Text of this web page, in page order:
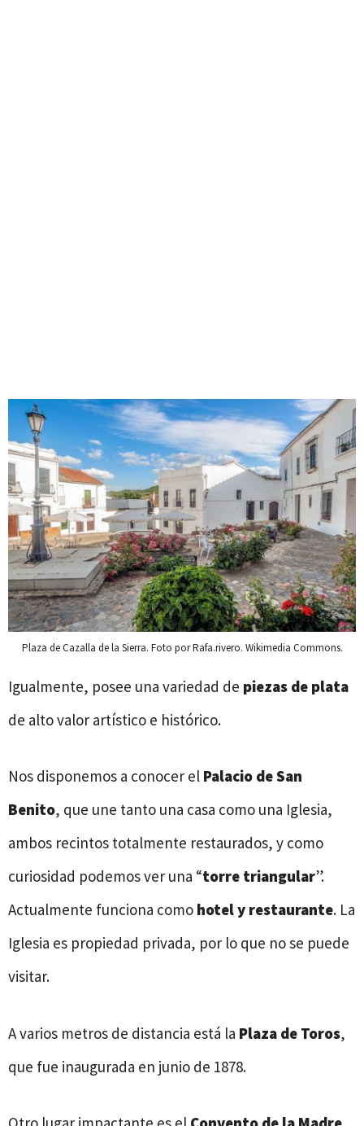
Plaza de Cazalla de la Sierra. Foto por Rafa.rivero. Wikimedia Commons.
Igualmente, posee una variedad de piezas de plata
de alto valor artístico e histórico.
Nos disponemos a conocer el Palacio de San
Benito, que une tanto una casa como una Iglesia,
ambos recintos totalmente restaurados, y como
curiosidad podemos ver una “torre triangular”.
Actualmente funciona como hotel y restaurante. La
Iglesia es propiedad privada, por lo que no se puede
visitar.
A varios metros de distancia está la Plaza de Toros,
que fue inaugurada en junio de 1878.